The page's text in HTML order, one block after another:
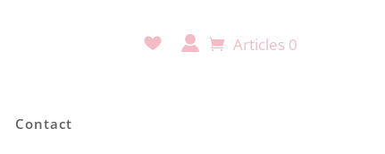
Articles 0
Contact